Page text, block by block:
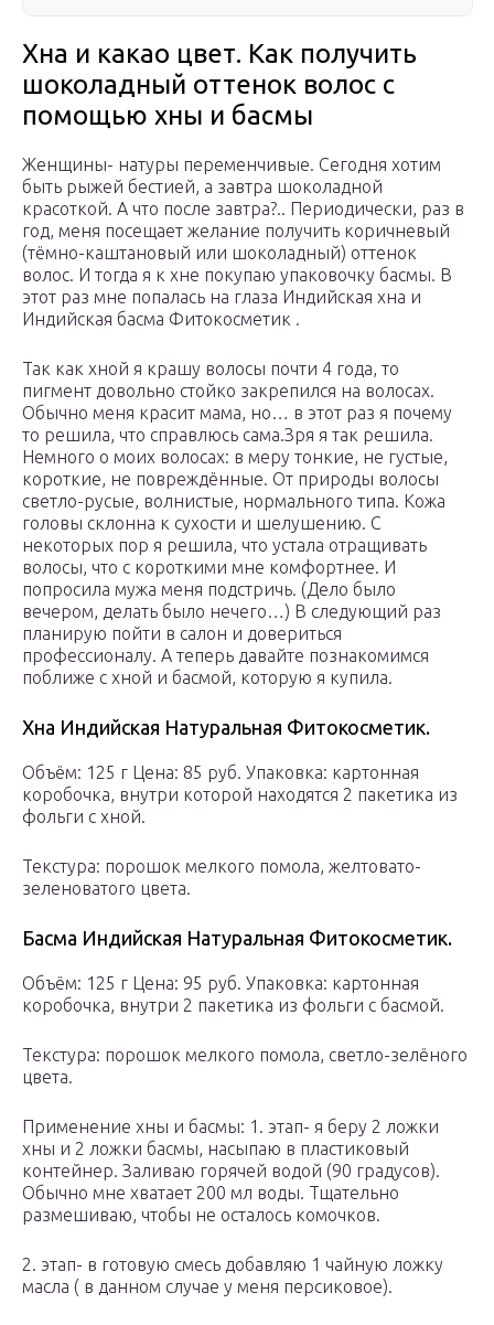
Хна и какао цвет. Как получить
шоколадный оттенок волос с
помощью хны и басмы
Женщины- натуры переменчивые. Сегодня хотим
быть рыжей бестией, а завтра шоколадной
красоткой. А что после завтра?.. Периодически, раз в
год, меня посещает желание получить коричневый
(тёмно-каштановый или шоколадный) оттенок
волос. И тогда я к хне покупаю упаковочку басмы. В
этот раз мне попалась на глаза Индийская хна и
Индийская басма Фитокосметик .
Так как хной я крашу волосы почти 4 года, то
пигмент довольно стойко закрепился на волосах.
Обычно меня красит мама, но… в этот раз я почему
то решила, что справлюсь сама.Зря я так решила.
Немного о моих волосах: в меру тонкие, не густые,
короткие, не повреждённые. От природы волосы
светло-русые, волнистые, нормального типа. Кожа
головы склонна к сухости и шелушению. С
некоторых пор я решила, что устала отращивать
волосы, что с короткими мне комфортнее. И
попросила мужа меня подстричь. (Дело было
вечером, делать было нечего…) В следующий раз
планирую пойти в салон и довериться
профессионалу. А теперь давайте познакомимся
поближе с хной и басмой, которую я купила.
Хна Индийская Натуральная Фитокосметик.
Объём: 125 г Цена: 85 руб. Упаковка: картонная
коробочка, внутри которой находятся 2 пакетика из
фольги с хной.
Текстура: порошок мелкого помола, желтовато-
зеленоватого цвета.
Басма Индийская Натуральная Фитокосметик.
Объём: 125 г Цена: 95 руб. Упаковка: картонная
коробочка, внутри 2 пакетика из фольги с басмой.
Текстура: порошок мелкого помола, светло-зелёного
цвета.
Применение хны и басмы: 1. этап- я беру 2 ложки
хны и 2 ложки басмы, насыпаю в пластиковый
контейнер. Заливаю горячей водой (90 градусов).
Обычно мне хватает 200 мл воды. Тщательно
размешиваю, чтобы не осталось комочков.
2. этап- в готовую смесь добавляю 1 чайную ложку
масла ( в данном случае у меня персиковое).